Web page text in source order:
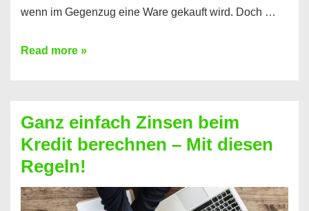
wenn im Gegenzug eine Ware gekauft wird. Doch …
Einen
bekommen?
So
ist
es
möglich!
Read more »
Ganz einfach Zinsen beim
Kredit berechnen – Mit diesen
Regeln!